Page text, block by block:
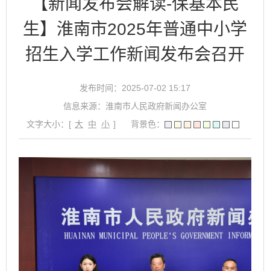
【新闻发布会解读-保基本民
生】淮南市2025年普通中小学
招生入学工作新闻发布会召开
发布时间：2025-07-02 15:17
信息来源：淮南市人民政府新闻办公室
文字大小：[ 大 中 小 ] 背景色：